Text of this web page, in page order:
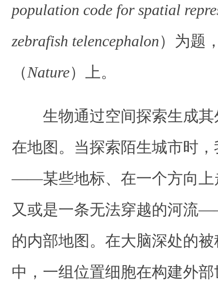
population code for spatial
zebrafish telencephalon）为题
（Nature）上。
生物通过空间探索生成
在地图。当探索陌生城市时
——某些地标、在一个方向上
又或是一条无法穿越的河流
的内部地图。在大脑深处的
中，一组位置细胞在构建外